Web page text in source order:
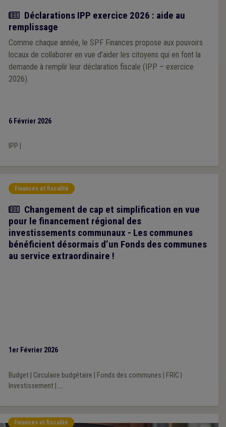
Actualité
Déclarations IPP exercice 2026 : aide au
remplissage
Comme chaque année, le SPF Finances propose aux pouvoirs
locaux de collaborer en vue d’aider les citoyens qui en font la
demande à remplir leur déclaration fiscale (IPP – exercice
2026).
6 Février 2026
IPP
Finances et fiscalité
Article
Changement de cap et simplification en vue
pour le financement régional des
investissements communaux - Les communes
bénéficient désormais d’un Fonds des communes
au service extraordinaire !
1er Février 2026
Budget| Circulaire budgétaire Fonds des communes FRIC
Investissement| ...
Finances et fiscalité